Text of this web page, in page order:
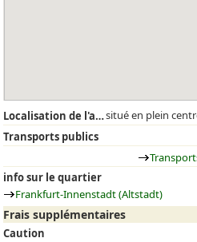
Localisation de l'appartementsitué en plein
Transports publics
info sur le quartier
Frankfurt-Innenstadt (Altstadt)
Frais supplémentaires
Caution